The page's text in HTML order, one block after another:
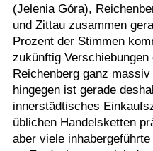
(Jelenia Góra),
und Zittau zusammen
Prozent der Stimmen
zukünftig
Reichenberg ganz
hingegen ist gerade
innerstädtisches
üblichen Handelsketten
aber viele